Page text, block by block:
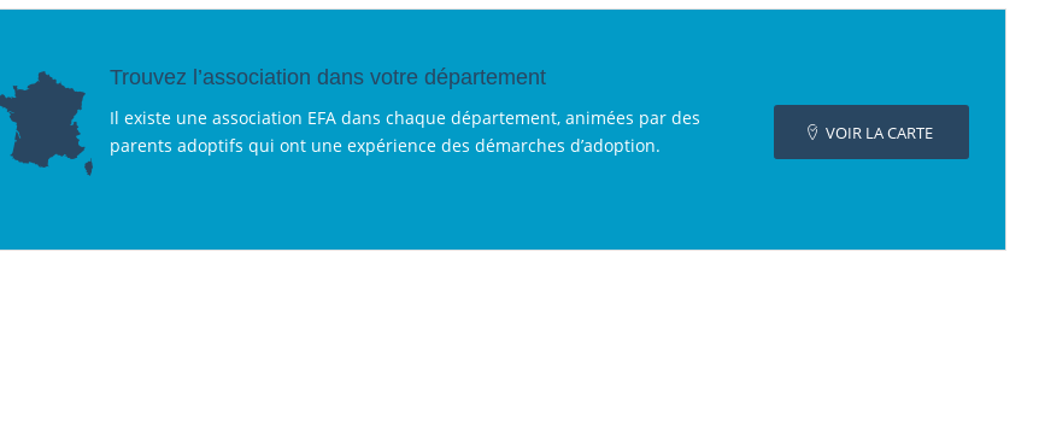
Trouvez l’association dans votre département
Il existe une association EFA dans chaque département, animées par des
parents adoptifs qui ont une expérience des démarches d’adoption.
VOIR LA CARTE